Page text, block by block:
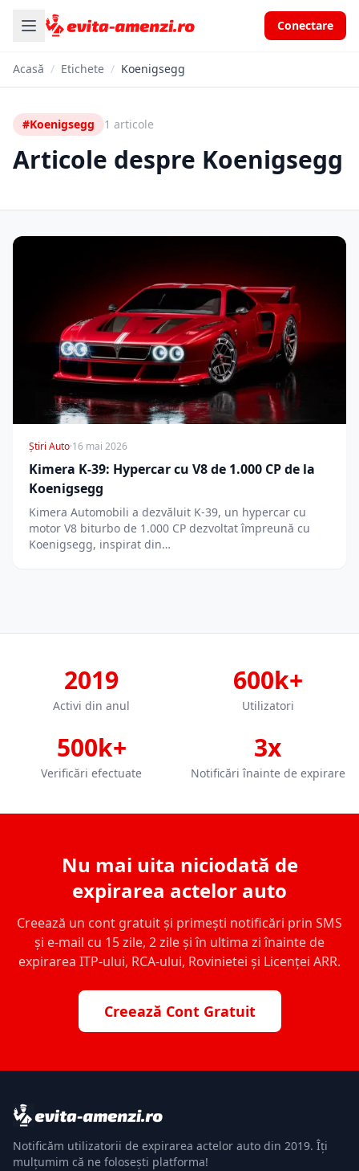
Conectare
Acasă / Etichete / Koenigsegg
#Koenigsegg 1 articole
Articole despre Koenigsegg
Știri Auto·16 mai 2026
Kimera K-39: Hypercar cu V8 de 1.000 CP de la
Koenigsegg
Kimera Automobili a dezvăluit K-39, un hypercar cu
motor V8 biturbo de 1.000 CP dezvoltat împreună cu
Koenigsegg, inspirat din…
2019
Activi din anul
600k+
Utilizatori
500k+
Verificări efectuate
3x
Notificări înainte de expirare
Nu mai uita niciodată de
expirarea actelor auto
Creează un cont gratuit și primești notificări prin SMS
și e-mail cu 15 zile, 2 zile și în ultima zi înainte de
expirarea ITP-ului, RCA-ului, Rovinietei și Licenței ARR.
Creează Cont Gratuit
Notificăm utilizatorii de expirarea actelor auto din 2019. Îți
mulțumim că ne folosești platforma!